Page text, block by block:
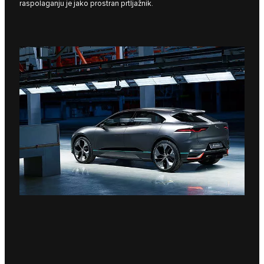
raspolaganju je jako prostran prtljažnik.